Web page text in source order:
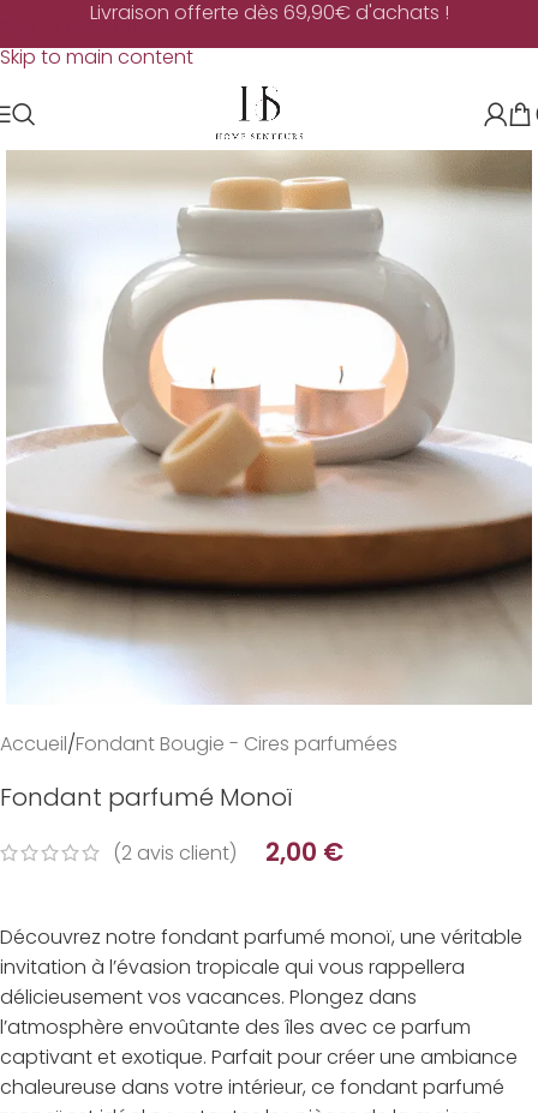
Skip to navigation
Skip to main content
Livraison offerte dès 69,90€ d'achats !
Accueil/Fondant Bougie - Cires parfumées
Fondant parfumé Monoï
(2 avis client) 2,00 €
Découvrez notre fondant parfumé monoï, une véritable
invitation à l’évasion tropicale qui vous rappellera
délicieusement vos vacances. Plongez dans
l’atmosphère envoûtante des îles avec ce parfum
captivant et exotique. Parfait pour créer une ambiance
chaleureuse dans votre intérieur, ce fondant parfumé